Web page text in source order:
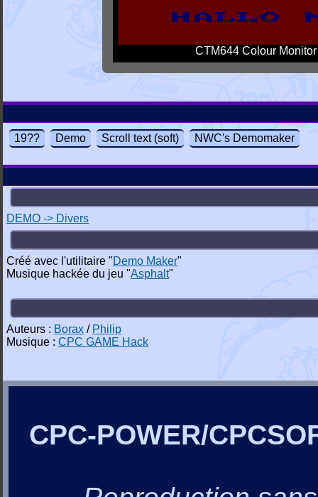
CTM644 Colour Monitor
19?? Demo Scroll text (soft) NWC's Demomaker
DEMO -> Divers
Créé avec l'utilitaire "Demo Maker"
Musique hackée du jeu "Asphalt"
Auteurs : Borax / Philip
Musique : CPC GAME Hack
CPC-POWER/